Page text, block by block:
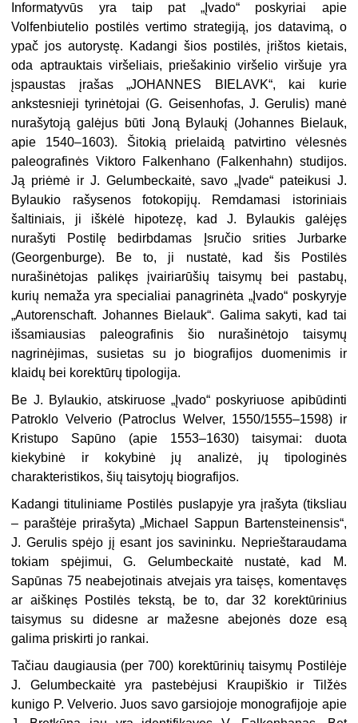
Informatyvūs yra taip pat „Įvado“ poskyriai apie
Volfenbiutelio postilės vertimo strategiją, jos datavimą, o
ypač jos autorystę. Kadangi šios postilės, įrištos kietais,
oda aptrauktais viršeliais, priešakinio viršelio viršuje yra
įspaustas įrašas „JOHANNES BIELAVK“, kai kurie
ankstesnieji tyrinėtojai (G. Geisenhofas, J. Gerulis) manė
nurašytoją galėjus būti Joną Bylaukį (Johannes Bielauk,
apie 1540–1603). Šitokią prielaidą patvirtino vėlesnės
paleografinės Viktoro Falkenhano (Falkenhahn) studijos.
Ją priėmė ir J. Gelumbeckaitė, savo „Įvade“ pateikusi J.
Bylaukio rašysenos fotokopijų. Remdamasi istoriniais
šaltiniais, ji iškėlė hipotezę, kad J. Bylaukis galėjęs
nurašyti Postilę bedirbdamas Įsručio srities Jurbarke
(Georgenburge). Be to, ji nustatė, kad šis Postilės
nurašinėtojas palikęs įvairiarūšių taisymų bei pastabų,
kurių nemaža yra specialiai panagrinėta „Įvado“ poskyryje
„Autorenschaft. Johannes Bielauk“. Galima sakyti, kad tai
išsamiausias paleografinis šio nurašinėtojo taisymų
nagrinėjimas, susietas su jo biografijos duomenimis ir
klaidų bei korektūrų tipologija.
Be J. Bylaukio, atskiruose „Įvado“ poskyriuose apibūdinti
Patroklo Velverio (Patroclus Welver, 1550/1555–1598) ir
Kristupo Sapūno (apie 1553–1630) taisymai: duota
kiekybinė ir kokybinė jų analizė, jų tipologinės
charakteristikos, šių taisytojų biografijos.
Kadangi tituliniame Postilės puslapyje yra įrašyta (tiksliau
– paraštėje prirašyta) „Michael Sappun Bartensteinensis“,
J. Gerulis spėjo jį esant jos savininku. Neprieštaraudama
tokiam spėjimui, G. Gelumbeckaitė nustatė, kad M.
Sapūnas 75 neabejotinais atvejais yra taisęs, komentavęs
ar aiškinęs Postilės tekstą, be to, dar 32 korektūrinius
taisymus su didesne ar mažesne abejonės doze esą
galima priskirti jo rankai.
Tačiau daugiausia (per 700) korektūrinių taisymų Postilėje
J. Gelumbeckaitė yra pastebėjusi Kraupiškio ir Tilžės
kunigo P. Velverio. Juos savo garsiojoje monografijoje apie